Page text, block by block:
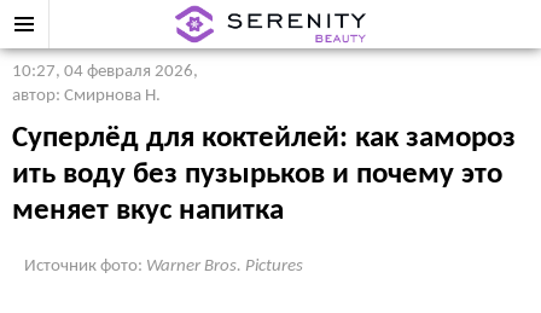
10:27, 04 февраля 2026,
автор: Смирнова Н.
Суперлёд для коктейлей: как замороз
ить воду без пузырьков и почему это
меняет вкус напитка
Источник фото: Warner Bros. Pictures